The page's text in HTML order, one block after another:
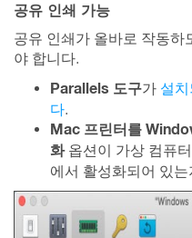
공유 인쇄 가능
공유 인쇄가 올바로 작동하
야 합니다.
Parallels 도구가 설
다.
Mac 프린터를
화옵션이 가상 컴퓨터
에서 활성화되어 있